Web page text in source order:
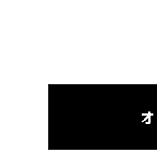
人間工学に基づ
ルダーストラッ